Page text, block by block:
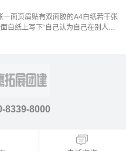
面页眉贴有双面胶的A4白纸若干张
白纸上写下“自己认为自己在别人心
8339-8000